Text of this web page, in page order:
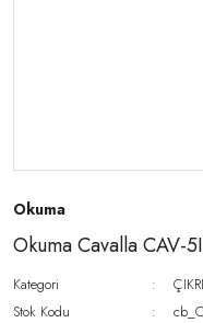
Okuma
Okuma Cavalla CAV-
Kategori
Stok Kodu